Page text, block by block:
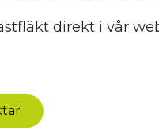
direkt i vår